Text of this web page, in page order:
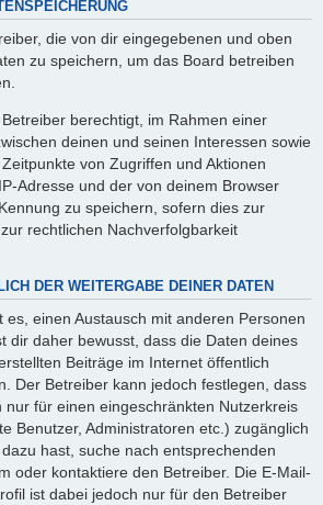
die von dir eingegebenen und oben
zu speichern, um das Board betreiben
berechtigt, im Rahmen einer
deinen und seinen Interessen sowie
von Zugriffen und Aktionen
Adresse und der von deinem Browser
zu speichern, sofern dies zur
rechtlichen Nachverfolgbarkeit
DER WEITERGABE DEINER DATEN
es, einen Austausch mit anderen Personen
dir daher bewusst, dass die Daten deines
Beiträge im Internet öffentlich
Der Betreiber kann jedoch festlegen, dass
nur für einen eingeschränkten Nutzerkreis
Benutzer, Administratoren etc.) zugänglich
hast, suche nach entsprechenden
oder kontaktiere den Betreiber. Die E-Mail-
ist dabei jedoch nur für den Betreiber